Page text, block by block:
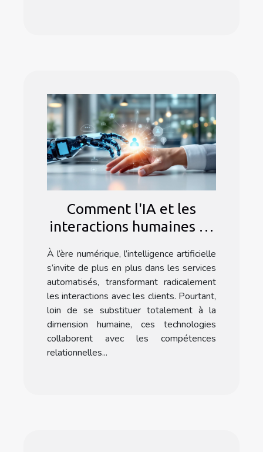
Comment l'IA et les
interactions humaines se
services automatisés
À l’ère numérique, l’intelligence artificielle
s’invite de plus en plus dans les services
automatisés, transformant radicalement
les interactions avec les clients. Pourtant,
loin de se substituer totalement à la
dimension humaine, ces technologies
collaborent avec les compétences
relationnelles...